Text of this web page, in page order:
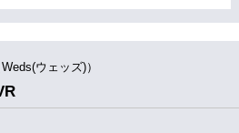
Weds(ウェッズ)）